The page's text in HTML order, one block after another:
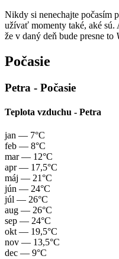
Nikdy si nenechajte počasím
užívať momenty také, aké sú.
že v daný deň bude presne to
Počasie
Petra - Počasie
Teplota vzduchu - Petra
jan — 7°C
feb — 8°C
mar— 12°C
apr— 17,5°C
máj — 21°C
jún — 24°C
júl — 26°C
aug — 26°C
sep — 24°C
okt — 19,5°C
nov — 13,5°C
dec — 9°C